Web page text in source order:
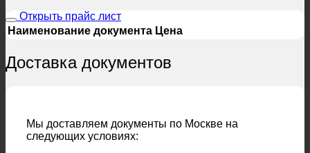
Открыть прайс лист
Наименование документа Цена
Доставка документов
Мы доставляем документы по Москве на
следующих условиях: